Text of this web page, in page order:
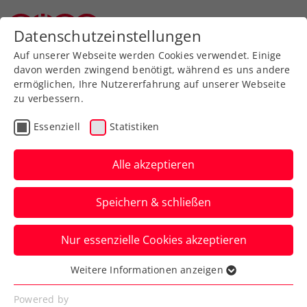
Zurück zur Newsübersicht
Amputiertentennis
OÖ-LM für Amputierte
und Menschen mit
mentaler
Beeinträchtigung
Tolle Stimmung in Vöcklabruck.
Verfasst von: Öffentlichkeitsarbeit, 25.10.2025
Datenschutzeinstellungen
Auf unserer Webseite werden Cookies verwendet. Einige
davon werden zwingend benötigt, während es uns andere
ermöglichen, Ihre Nutzererfahrung auf unserer Webseite
zu verbessern.
Essenziell Statistiken
Alle akzeptieren
Speichern & schließen
Nur essenzielle Cookies akzeptieren
Essenziell
Essenzielle Cookies werden für grundlegende
Weitere Informationen anzeigen
Powered by